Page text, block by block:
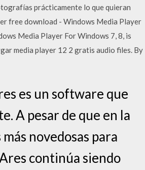
prácticamente lo que quieran
free download - Windows Media Player
Media Player For Windows 7, 8, is
media player 12 2 gratis audio files. By
es un software que
A pesar de que en la
novedosas para
continúa siendo